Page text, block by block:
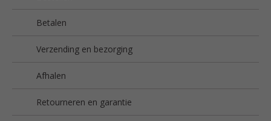
Betalen
Verzending en bezorging
Afhalen
Retourneren en garantie